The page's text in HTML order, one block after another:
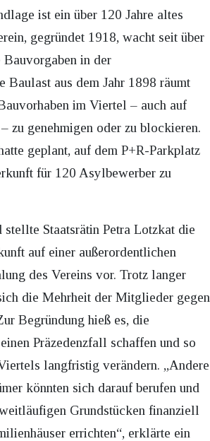
ist ein über 120 Jahre altes
gegründet 1918, wacht seit über
Bauvorgaben in der
Baulast aus dem Jahr 1898 räumt
im Viertel – auch auf
zu genehmigen oder zu blockieren.
geplant, auf dem P+R-Parkplatz
für 120 Asylbewerber zu
Staatsrätin Petra Lotzkat die
auf einer außerordentlichen
des Vereins vor. Trotz langer
die Mehrheit der Mitglieder gegen
Begründung hieß es, die
Präzedenzfall schaffen und so
langfristig verändern. „Andere
könnten sich darauf berufen und
Grundstücken finanziell
errichten“, erklärte ein